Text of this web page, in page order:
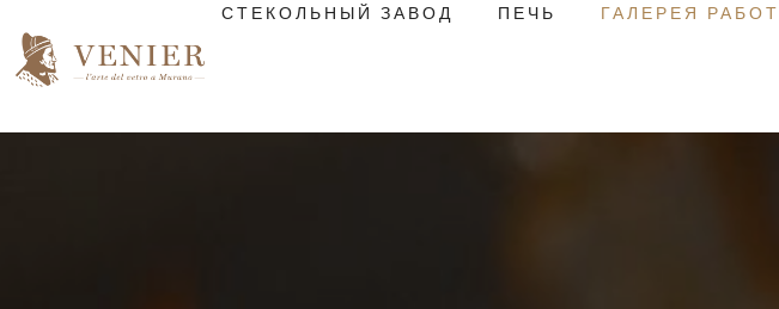
СТЕКОЛЬНЫЙ ЗАВОД ПЕЧЬ ГАЛЕРЕЯ РАБОТ